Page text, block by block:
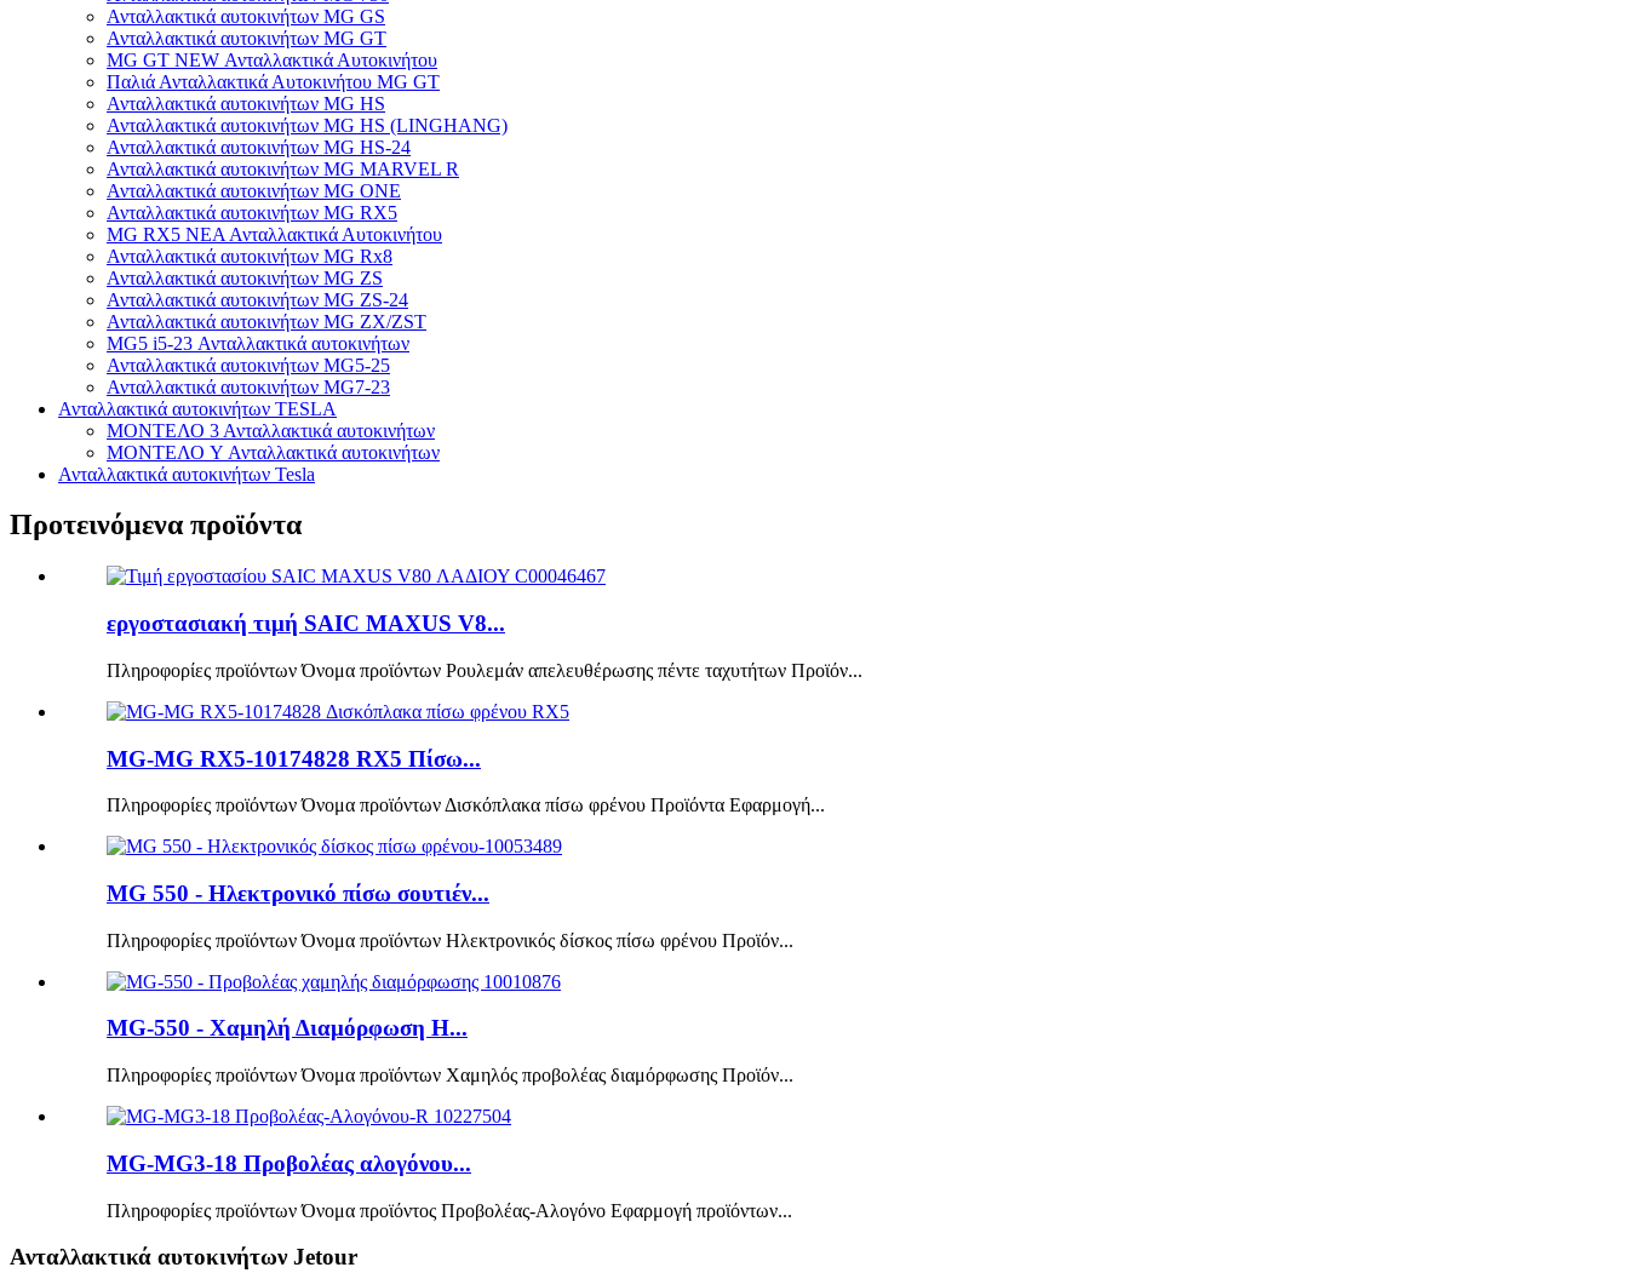
Ανταλλακτικά αυτοκινήτων MG GS
Ανταλλακτικά αυτοκινήτων MG GT
MG GT NEW Ανταλλακτικά Αυτοκινήτου
Παλιά Ανταλλακτικά Αυτοκινήτου MG GT
Ανταλλακτικά αυτοκινήτων MG HS
Ανταλλακτικά αυτοκινήτων MG HS (LINGHANG)
Ανταλλακτικά αυτοκινήτων MG HS-24
Ανταλλακτικά αυτοκινήτων MG MARVEL R
Ανταλλακτικά αυτοκινήτων MG ONE
Ανταλλακτικά αυτοκινήτων MG RX5
MG RX5 ΝΕΑ Ανταλλακτικά Αυτοκινήτου
Ανταλλακτικά αυτοκινήτων MG Rx8
Ανταλλακτικά αυτοκινήτων MG ZS
Ανταλλακτικά αυτοκινήτων MG ZS-24
Ανταλλακτικά αυτοκινήτων MG ZX/ZST
MG5 i5-23 Ανταλλακτικά αυτοκινήτων
Ανταλλακτικά αυτοκινήτων MG5-25
Ανταλλακτικά αυτοκινήτων MG7-23
Ανταλλακτικά αυτοκινήτων TESLA
ΜΟΝΤΕΛΟ 3 Ανταλλακτικά αυτοκινήτων
ΜΟΝΤΕΛΟ Y Ανταλλακτικά αυτοκινήτων
Ανταλλακτικά αυτοκινήτων Tesla
Προτεινόμενα προϊόντα
εργοστασιακή τιμή SAIC MAXUS V8...
Πληροφορίες προϊόντων Όνομα προϊόντων Ρουλεμάν απελευθέρωσης πέντε ταχυτήτων Προϊόν...
MG-MG RX5-10174828 RX5 Πίσω...
Πληροφορίες προϊόντων Όνομα προϊόντων Δισκόπλακα πίσω φρένου Προϊόντα Εφαρμογή...
MG 550 - Ηλεκτρονικό πίσω σουτιέν...
Πληροφορίες προϊόντων Όνομα προϊόντων Ηλεκτρονικός δίσκος πίσω φρένου Προϊόν...
MG-550 - Χαμηλή Διαμόρφωση H...
Πληροφορίες προϊόντων Όνομα προϊόντων Χαμηλός προβολέας διαμόρφωσης Προϊόν...
MG-MG3-18 Προβολέας αλογόνου...
Πληροφορίες προϊόντων Όνομα προϊόντος Προβολέας-Αλογόνο Εφαρμογή προϊόντων...
Ανταλλακτικά αυτοκινήτων Jetour